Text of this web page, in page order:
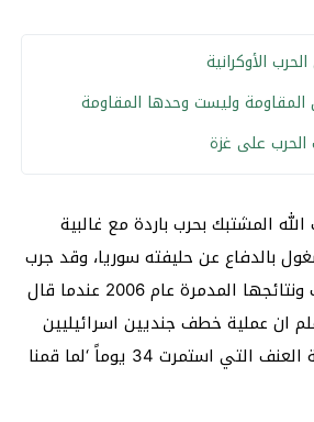
الأوكرانية
المقاومة وليست وحدها المقاومة
على غزة
المشتبك بحرب باردة مع غالبية
بالدفاع عن حليفته سوريا، وقد جرب
الحزب واللبنانيون الحرب ونتائجها المدمرة عام 2006 عندما قال
ان عملية خطف جنديين اسرائيليين
كانت ستؤدي الى جولة العنف التي استمرت 34 يوماً ‘لما قمنا